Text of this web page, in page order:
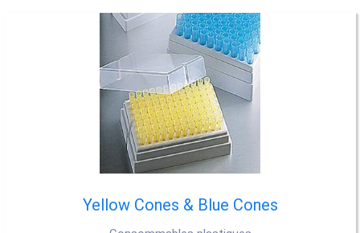
Yellow Cones & Blue Cones